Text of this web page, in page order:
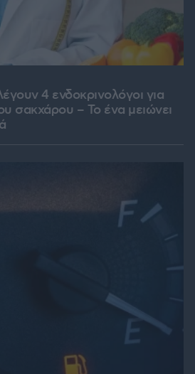
4 ενδοκρινολόγοι για
σακχάρου – Το ένα μειώνει